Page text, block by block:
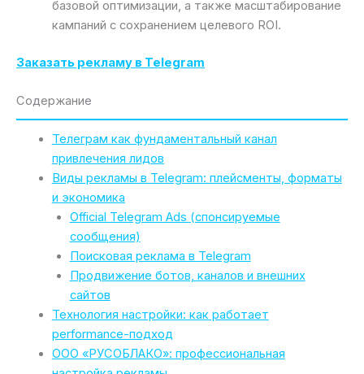
базовой оптимизации, а также масштабирование
кампаний с сохранением целевого ROI.
Заказать рекламу в Telegram
Содержание
Телеграм как фундаментальный канал
привлечения лидов
Виды рекламы в Telegram: плейсменты, форматы
и экономика
Official Telegram Ads (спонсируемые
сообщения)
Поисковая реклама в Telegram
Продвижение ботов, каналов и внешних
сайтов
Технология настройки: как работает
performance-подход
ООО «РУСОБЛАКО»: профессиональная